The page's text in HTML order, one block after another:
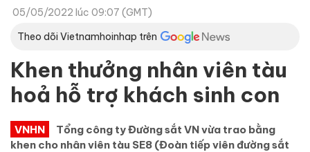
05/05/2022 lúc 09:07 (GMT)
Theo dõi Vietnamhoinhap trên
Khen thưởng nhân viên tàu
hoả hỗ trợ khách sinh con
VNHN
Tổng công ty Đường sắt VN vừa trao bằng
khen cho nhân viên tàu SE8 (Đoàn tiếp viên đường sắt